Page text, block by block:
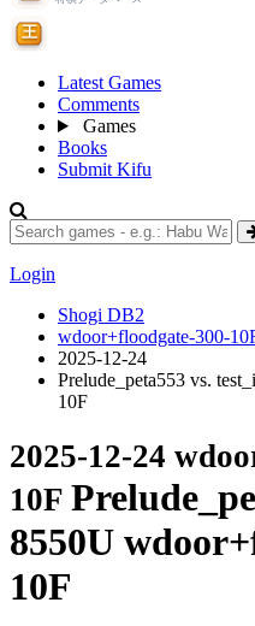
Latest Games
Comments
Games
Books
Submit Kifu
Login
Shogi DB2
wdoor+floodgate-300-
2025-12-24
Prelude_peta553 vs.
10F
2025-12-24
10F
8550U
10F